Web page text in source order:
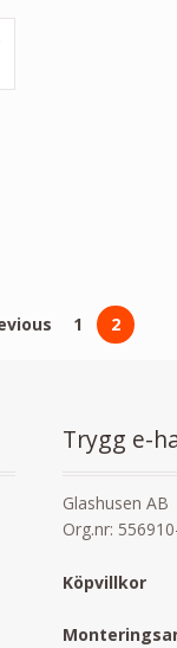
kr
1 2
Trygg e-
Glashusen AB
Org.nr:
Köpvillkor